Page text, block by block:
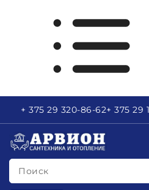
+ 375 29 320-86-62+ 375 29
Поиск